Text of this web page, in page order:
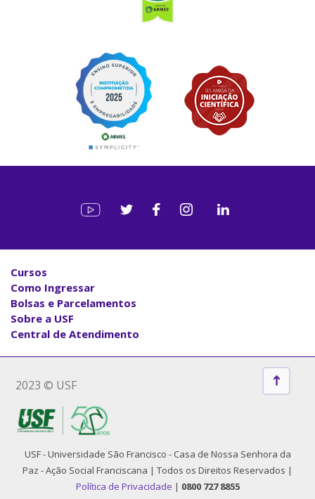
Cursos
Como Ingressar
Bolsas e Parcelamentos
Sobre a USF
Central de Atendimento
2023 © USF
USF - Universidade São Francisco - Casa de Nossa Senhora da
Paz - Ação Social Franciscana | Todos os Direitos Reservados |
Política de Privacidade | 0800 727 8855